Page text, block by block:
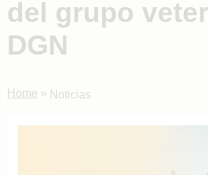
del grupo
DGN
Home » Noticias